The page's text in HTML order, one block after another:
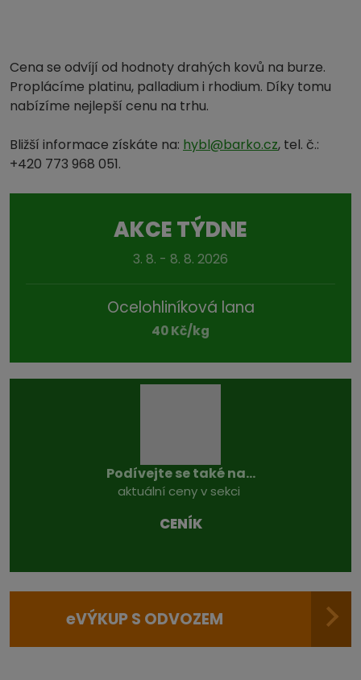
Cena se odvíjí od hodnoty drahých kovů na burze.
Proplácíme platinu, palladium i rhodium. Díky tomu
nabízíme nejlepší cenu na trhu.
Bližší informace získáte na: hybl@barko.cz, tel. č.:
+420 773 968 051.
AKCE TÝDNE
3. 8. - 8. 8. 2026
Ocelohliníková lana
40 Kč/kg
Podívejte se také na...
aktuální ceny v sekci
CENÍK
eVÝKUP S ODVOZEM